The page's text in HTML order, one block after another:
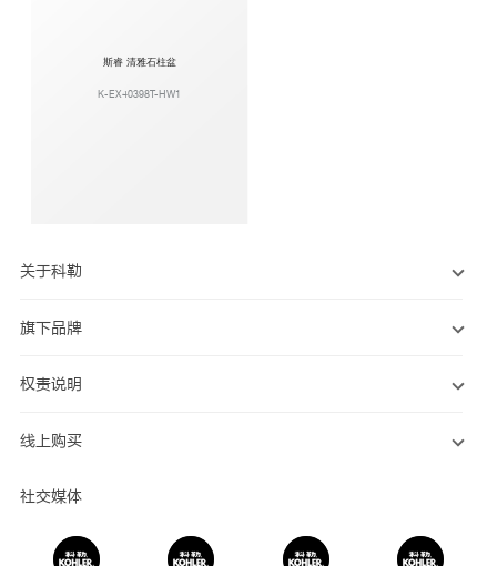
斯睿 清雅石柱盆
K-EX40398T-HW1
关于科勒
旗下品牌
权责说明
线上购买
社交媒体